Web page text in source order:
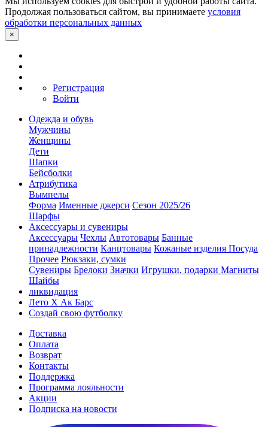
Продолжая пользоваться сайтом, вы принимаете условия
обработки персональных данных
×
Регистрация
Войти
Одежда и обувь
Мужчины
Женщины
Дети
Шапки
Бейсболки
Атрибутика
Вымпелы
Форма Именные джерси Сезон 2025/26
Шарфы
Аксессуары и сувениры
Аксессуары Чехлы Автотовары Банные
принадлежности Канцтовары Кожаные изделия Посуда
Прочее Рюкзаки, сумки
Сувениры Брелоки Значки Игрушки, подарки Магниты
Шайбы
ликвидация
Лето Х Ак Барс
Создай свою футболку
Доставка
Оплата
Возврат
Контакты
Поддержка
Программа лояльности
Акции
Подписка на новости